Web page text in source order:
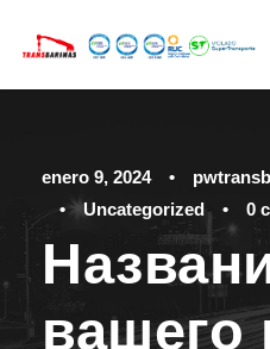
enero 9, 2024 •
•
Uncategorized • 0
вашего